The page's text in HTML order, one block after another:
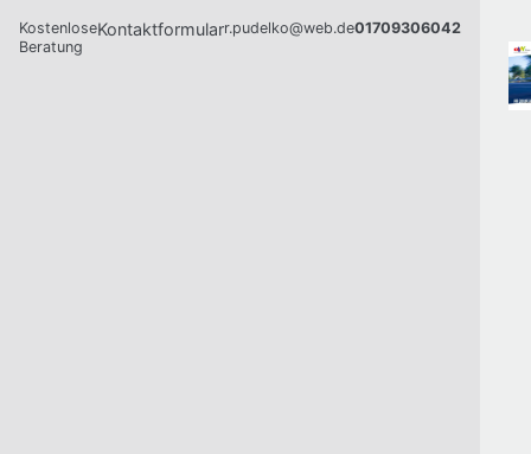
Kostenlose
Beratung
Kontaktformularr.pudelko@web.de01709306042